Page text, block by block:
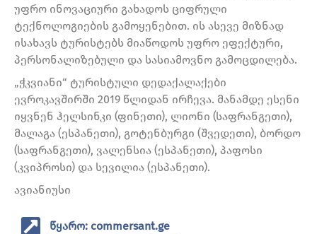
უფრო ინოვაციური გახადოს ციფრული
ტექნოლოგიების გამოყენებით. ის ასევე მიზნად
ისახავს ტურისტებს მიაწოდოს უფრო ეფექტური,
პერსონალიზებული და სასიამოვნო გამოცდილება.
„ჭკვიანი“ ტურისტული დედაქალაქები
ევროკავშირში 2019 წლიდან ირჩევა. მანამდე ესენი
იყვნენ ჰელსინკი (ფინეთი), ლიონი (საფრანგეთი),
მალაგა (ესპანეთი), გოტენბურგი (შვედეთი), ბორდო
(საფრანგეთი), ვალენსია (ესპანეთი), პაფოსი
(კვიპროსი) და სევილია (ესპანეთი).
ავიანიუსი
წყარო: commersant.ge